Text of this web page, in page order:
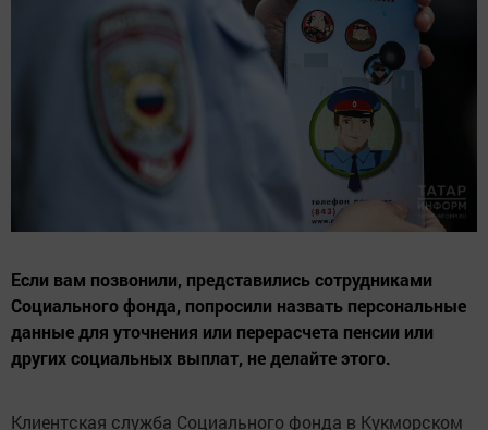
Если вам позвонили, представились сотрудниками
Социального фонда, попросили назвать персональные
данные для уточнения или перерасчета пенсии или
других социальных выплат, не делайте этого.
Клиентская служба Социального фонда в Кукморском